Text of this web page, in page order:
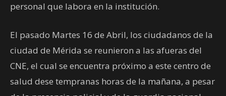
personal que labora en la institución.
El pasado Martes 16 de Abril, los ciudadanos de la
ciudad de Mérida se reunieron a las afueras del
CNE, el cual se encuentra próximo a este centro de
salud dese tempranas horas de la mañana, a pesar